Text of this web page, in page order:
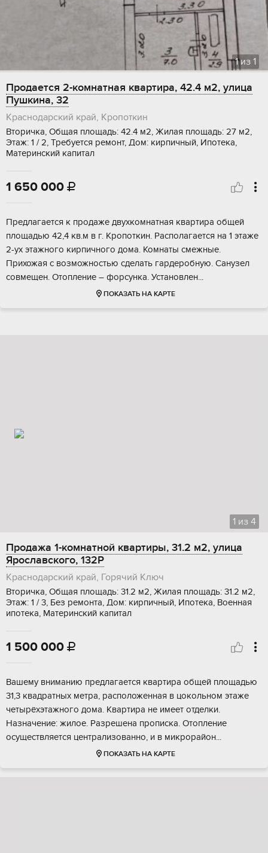
1из 1
Продается 2-комнатная квартира, 42.4 м2, улица
Пушкина, 32
Краснодарский край, Кропоткин
Вторичка, Общая площадь: 42.4 м2, Жилая площадь: 27 м2,
Этаж: 1 / 2, Требуется ремонт, Дом: кирпичный, Ипотека,
Материнский капитал
1 650 000 
Предлагается к продаже двухкомнатная квартира общей
площадью 42,4 кв.м в г. Кропоткин. Располагается на 1 этаже
2-ух этажного кирпичного дома. Комнаты смежные.
Прихожая с возможностью сделать гардеробную. Санузел
совмещен. Отопление – форсунка. Установлен...
ПОКАЗАТЬ НА КАРТЕ
1 из 4
Продажа 1-комнатной квартиры, 31.2 м2, улица
Ярославского, 132Р
Краснодарский край, Горячий Ключ
Вторичка, Общая площадь: 31.2 м2, Жилая площадь: 31.2 м2,
Этаж: 1 / 3, Без ремонта, Дом: кирпичный, Ипотека, Военная
ипотека, Материнский капитал
1 500 000 
Вашему вниманию предлагается квартира общей площадью
31,3 квадратных метра, расположенная в цокольном этаже
четырёхэтажного дома. Квартира не имеет отделки.
Назначение: жилое. Разрешена прописка. Отопление
осуществляется централизованно, и в микрорайон...
ПОКАЗАТЬ НА КАРТЕ